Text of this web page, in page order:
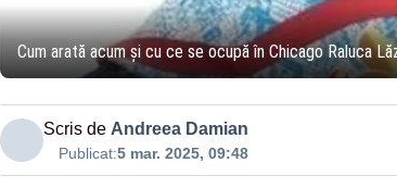
Cum arată acum și cu ce se ocupă în Chicago Raluca
Scris de Andreea Damian
Publicat:5 mar. 2025, 09:48